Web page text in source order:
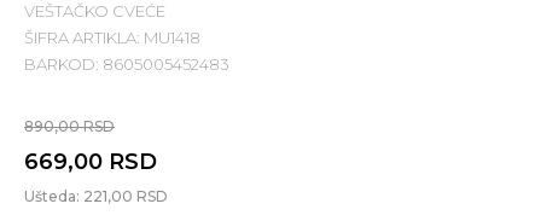
VEŠTAČKO CVEĆE
ŠIFRA ARTIKLA: MU1418
BARKOD: 8605005452483
890,00 RSD
669,00 RSD
Ušteda: 221,00 RSD